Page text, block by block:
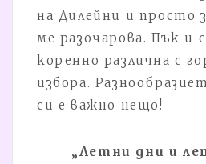
на Дилейни и просто
ме разочарова. Пък и
коренно различна с
избора.
си е важно нещо!
„Летни дни и